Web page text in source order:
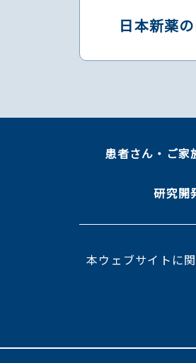
日本新薬
患者さん・ご家
研究開
本ウェブサイトに